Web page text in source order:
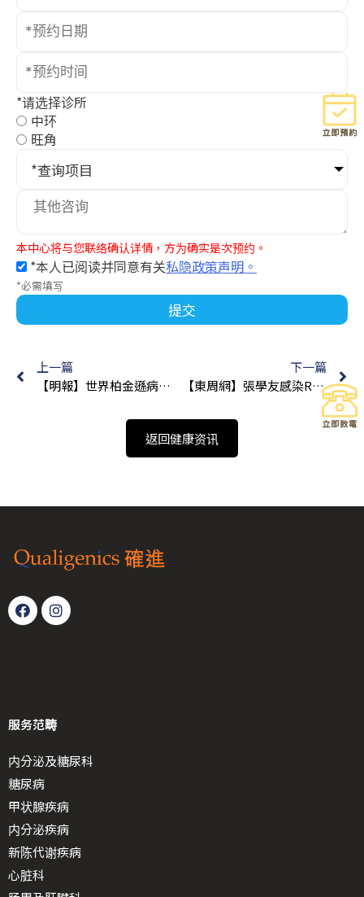
*请选择诊所
中环
旺角
*查询项目
本中心将与您联络确认详情，方为确实是次预约。
*本人已阅读并同意有关私隐政策声明。
*必需填写
提交
上一篇
【明報】世界柏金遜病日 早診斷 早治療 | 老人科專科 | 馬漢明醫生 | 11-04-2024
下一篇
【東周網】張學友感染RSV病毒急停騷 60+屬高危群組 宜接種疫苗高效保護 | 馬漢明醫生 | 08-06-2024
返回健康资讯
服务范畴
内分泌及糖尿科
糖尿病
甲状腺疾病
内分泌疾病
新陈代谢疾病
心脏科